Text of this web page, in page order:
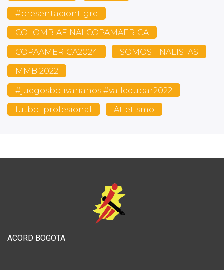
#presentaciontigre
COLOMBIAFINALCOPAMAERICA
COPAAMERICA2024 SOMOSFINALISTAS
MMB 2022
#juegosbolivarianos #valledupar2022
futbol profesional Atletismo
ACORD BOGOTA